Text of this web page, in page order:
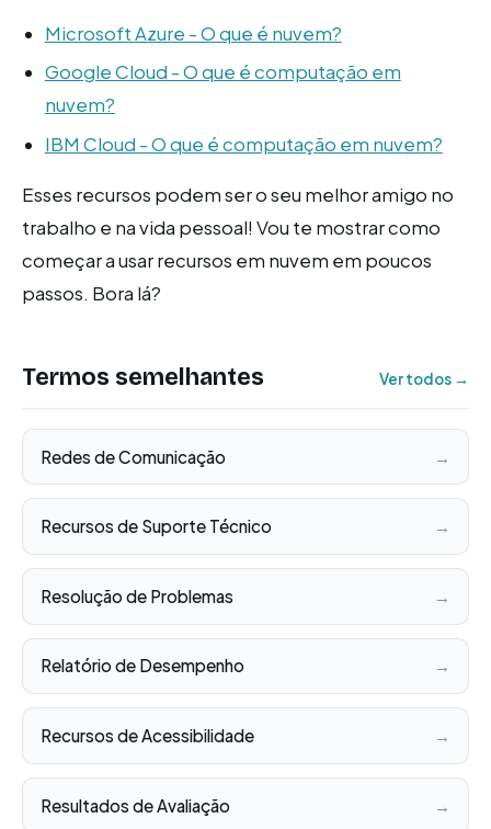
Microsoft Azure - O que é nuvem?
Google Cloud - O que é computação em
nuvem?
IBM Cloud - O que é computação em nuvem?
Esses recursos podem ser o seu melhor amigo no
trabalho e na vida pessoal! Vou te mostrar como
começar a usar recursos em nuvem em poucos
passos. Bora lá?
Termos semelhantes Ver todos →
Redes de Comunicação →
Recursos de Suporte Técnico →
Resolução de Problemas →
Relatório de Desempenho →
Recursos de Acessibilidade →
Resultados de Avaliação →